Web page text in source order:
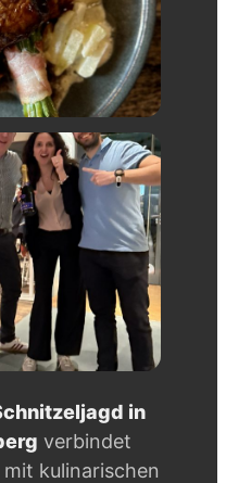
in
verbindet
kulinarischen